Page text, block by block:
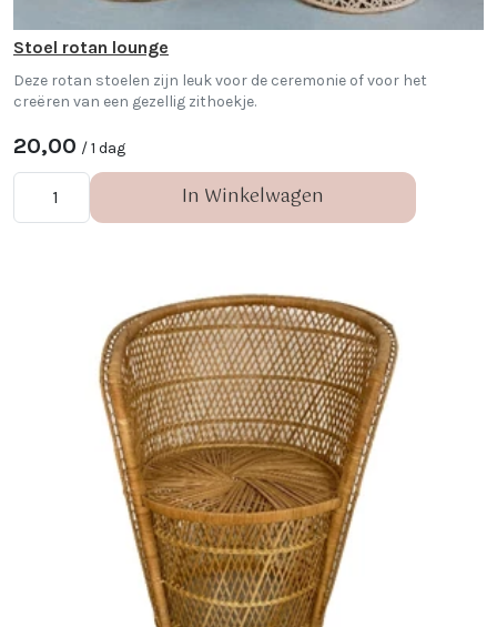
Stoel rotan lounge
Deze rotan stoelen zijn leuk voor de ceremonie of voor het
creëren van een gezellig zithoekje.
20,00 / 1 dag
In Winkelwagen